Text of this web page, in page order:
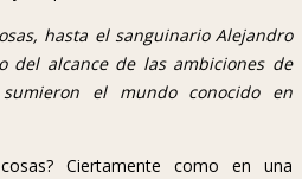
hasta el sanguinario Alejandro
del alcance de las ambiciones de
el mundo conocido en
Ciertamente como en una